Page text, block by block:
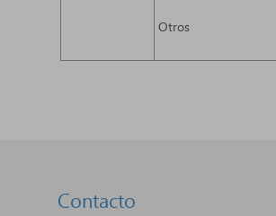
Otros
Contacto